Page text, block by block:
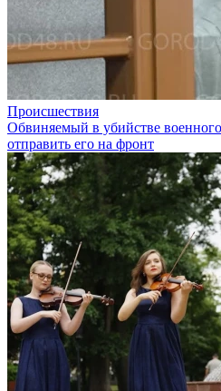
Происшествия
Обвиняемый в убийстве
отправить его на фронт